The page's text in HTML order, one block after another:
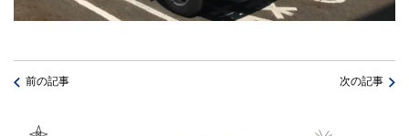
前の記事 次の記事